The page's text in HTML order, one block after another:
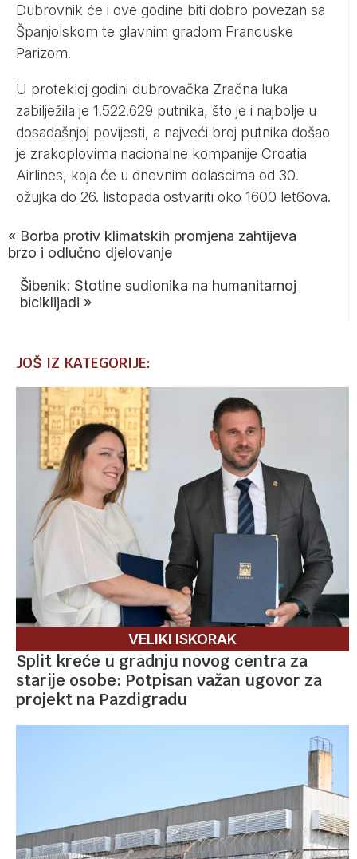
Dubrovnik će i ove godine biti dobro povezan sa
Španjolskom te glavnim gradom Francuske
Parizom.
U protekloj godini dubrovačka Zračna luka
zabilježila je 1.522.629 putnika, što je i najbolje u
dosadašnjoj povijesti, a najveći broj putnika došao
je zrakoplovima nacionalne kompanije Croatia
Airlines, koja će u dnevnim dolascima od 30.
ožujka do 26. listopada ostvariti oko 1600 let6ova.
« Borba protiv klimatskih promjena zahtijeva
brzo i odlučno djelovanje
Šibenik: Stotine sudionika na humanitarnoj
biciklijadi »
JOŠ IZ KATEGORIJE:
VELIKI ISKORAK
Split kreće u gradnju novog centra za
starije osobe: Potpisan važan ugovor za
projekt na Pazdigradu